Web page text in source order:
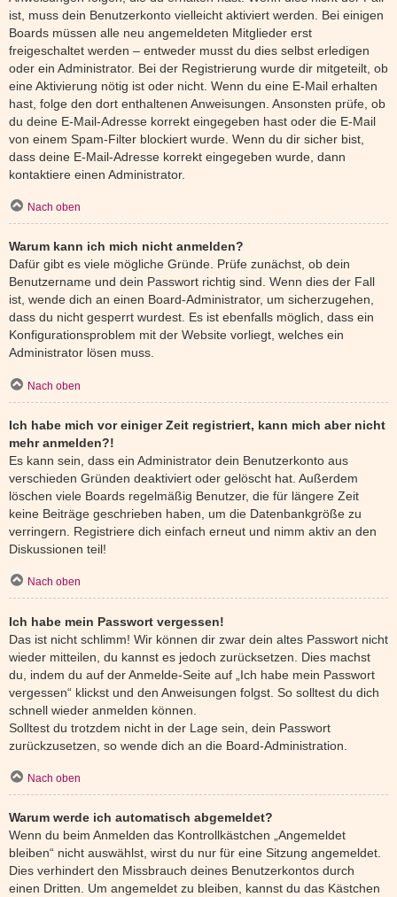
ist, muss dein Benutzerkonto vielleicht aktiviert werden. Bei einigen
Boards müssen alle neu angemeldeten Mitglieder erst
freigeschaltet werden – entweder musst du dies selbst erledigen
oder ein Administrator. Bei der Registrierung wurde dir mitgeteilt, ob
eine Aktivierung nötig ist oder nicht. Wenn du eine E-Mail erhalten
hast, folge den dort enthaltenen Anweisungen. Ansonsten prüfe, ob
du deine E-Mail-Adresse korrekt eingegeben hast oder die E-Mail
von einem Spam-Filter blockiert wurde. Wenn du dir sicher bist,
dass deine E-Mail-Adresse korrekt eingegeben wurde, dann
kontaktiere einen Administrator.
Nach oben
Warum kann ich mich nicht anmelden?
Dafür gibt es viele mögliche Gründe. Prüfe zunächst, ob dein
Benutzername und dein Passwort richtig sind. Wenn dies der Fall
ist, wende dich an einen Board-Administrator, um sicherzugehen,
dass du nicht gesperrt wurdest. Es ist ebenfalls möglich, dass ein
Konfigurationsproblem mit der Website vorliegt, welches ein
Administrator lösen muss.
Nach oben
Ich habe mich vor einiger Zeit registriert, kann mich aber nicht
mehr anmelden?!
Es kann sein, dass ein Administrator dein Benutzerkonto aus
verschieden Gründen deaktiviert oder gelöscht hat. Außerdem
löschen viele Boards regelmäßig Benutzer, die für längere Zeit
keine Beiträge geschrieben haben, um die Datenbankgröße zu
verringern. Registriere dich einfach erneut und nimm aktiv an den
Diskussionen teil!
Nach oben
Ich habe mein Passwort vergessen!
Das ist nicht schlimm! Wir können dir zwar dein altes Passwort nicht
wieder mitteilen, du kannst es jedoch zurücksetzen. Dies machst
du, indem du auf der Anmelde-Seite auf „Ich habe mein Passwort
vergessen“ klickst und den Anweisungen folgst. So solltest du dich
schnell wieder anmelden können.
Solltest du trotzdem nicht in der Lage sein, dein Passwort
zurückzusetzen, so wende dich an die Board-Administration.
Nach oben
Warum werde ich automatisch abgemeldet?
Wenn du beim Anmelden das Kontrollkästchen „Angemeldet
bleiben“ nicht auswählst, wirst du nur für eine Sitzung angemeldet.
Dies verhindert den Missbrauch deines Benutzerkontos durch
einen Dritten. Um angemeldet zu bleiben, kannst du das Kästchen